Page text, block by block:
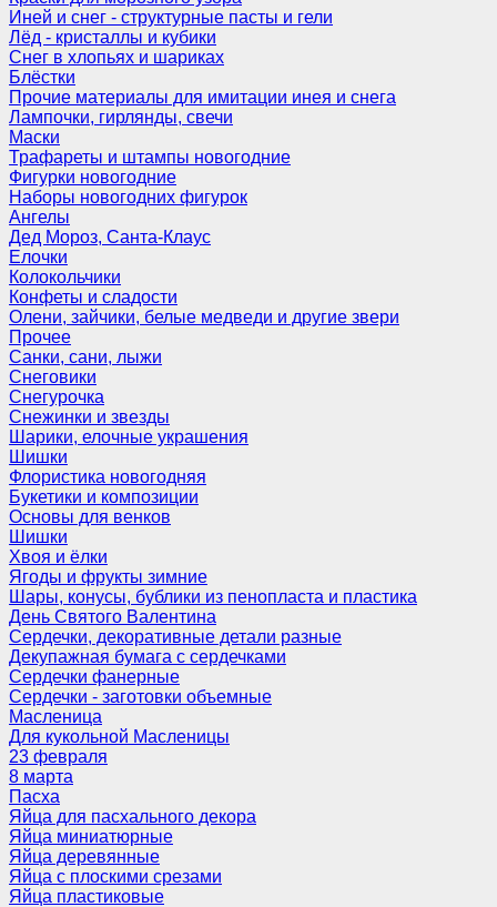
Иней и снег - структурные пасты и гели
Лёд - кристаллы и кубики
Снег в хлопьях и шариках
Блёстки
Прочие материалы для имитации инея и снега
Лампочки, гирлянды, свечи
Маски
Трафареты и штампы новогодние
Фигурки новогодние
Наборы новогодних фигурок
Ангелы
Дед Мороз, Санта-Клаус
Елочки
Колокольчики
Конфеты и сладости
Олени, зайчики, белые медведи и другие звери
Прочее
Санки, сани, лыжи
Снеговики
Снегурочка
Снежинки и звезды
Шарики, елочные украшения
Шишки
Флористика новогодняя
Букетики и композиции
Основы для венков
Шишки
Хвоя и ёлки
Ягоды и фрукты зимние
Шары, конусы, бублики из пенопласта и пластика
День Святого Валентина
Сердечки, декоративные детали разные
Декупажная бумага с сердечками
Сердечки фанерные
Сердечки - заготовки объемные
Масленица
Для кукольной Масленицы
23 февраля
8 марта
Пасха
Яйца для пасхального декора
Яйца миниатюрные
Яйца деревянные
Яйца с плоскими срезами
Яйца пластиковые